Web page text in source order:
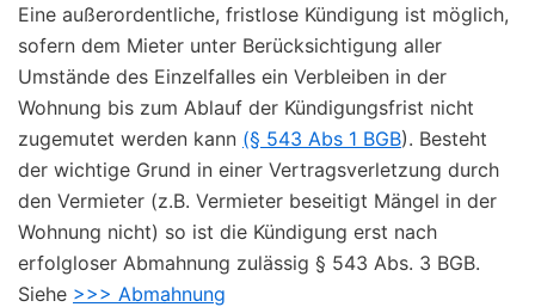
Eine außerordentliche, fristlose Kündigung ist möglich,
sofern dem Mieter unter Berücksichtigung aller
Umstände des Einzelfalles ein Verbleiben in der
Wohnung bis zum Ablauf der Kündigungsfrist nicht
zugemutet werden kann (§ 543 Abs 1 BGB). Besteht
der wichtige Grund in einer Vertragsverletzung durch
den Vermieter (z.B. Vermieter beseitigt Mängel in der
Wohnung nicht) so ist die Kündigung erst nach
erfolgloser Abmahnung zulässig § 543 Abs. 3 BGB.
Siehe >>> Abmahnung